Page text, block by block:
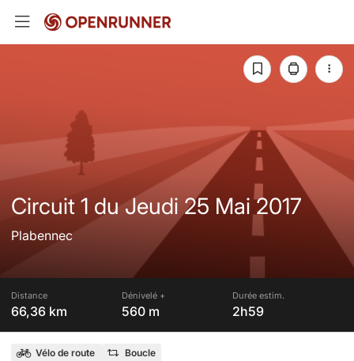
Circuit 1 du Jeudi 25 Mai 2017
Plabennec
Distance
66,36 km
Dénivelé +
560 m
Durée estim.
2h59
Vélo de route Boucle